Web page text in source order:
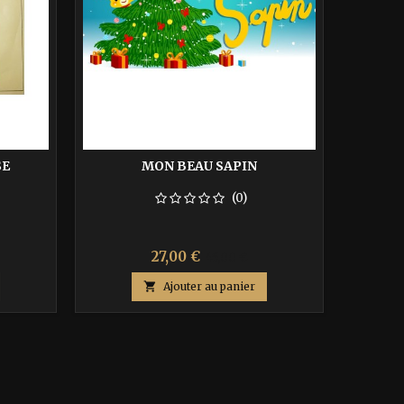
MON BEAU SAPIN
(0)
Prix
27,00 €
base
 Ajouter au panier